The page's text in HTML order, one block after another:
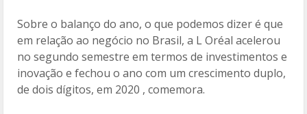
Sobre o balanço do ano, o que podemos dizer é que
em relação ao negócio no Brasil, a L Oréal acelerou
no segundo semestre em termos de investimentos e
inovação e fechou o ano com um crescimento duplo,
de dois dígitos, em 2020 , comemora.